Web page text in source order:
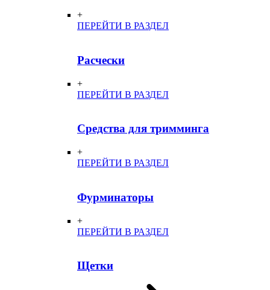
+
ПЕРЕЙТИ В РАЗДЕЛ
Расчески
+
ПЕРЕЙТИ В РАЗДЕЛ
Средства для тримминга
+
ПЕРЕЙТИ В РАЗДЕЛ
Фурминаторы
+
ПЕРЕЙТИ В РАЗДЕЛ
Щетки